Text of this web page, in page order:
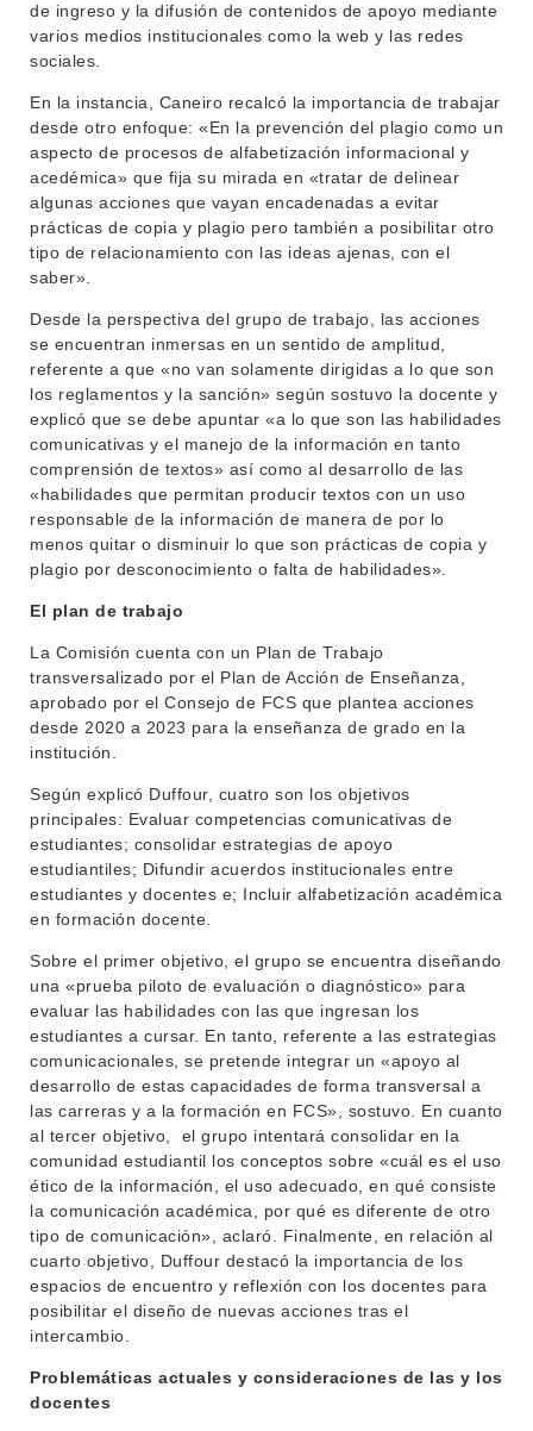
INSTITUCIONAL
DEPARTAMENTOS
ENSEÑANZA
INVESTIGACIÓN
EXTENSIÓN
LLAMADOS
NOTICIAS
CONTACTO
EVA FCS
OFERTA DE GRADO
EDUCACIÓN PERMANENTE
BIBLIOTECA
de ingreso y la difusión de contenidos de apoyo mediante
varios medios institucionales como la web y las redes
sociales.
En la instancia, Caneiro recalcó la importancia de trabajar
desde otro enfoque: «En la prevención del plagio como un
aspecto de procesos de alfabetización informacional y
acedémica» que fija su mirada en «tratar de delinear
algunas acciones que vayan encadenadas a evitar
prácticas de copia y plagio pero también a posibilitar otro
tipo de relacionamiento con las ideas ajenas, con el
saber».
Desde la perspectiva del grupo de trabajo, las acciones
se encuentran inmersas en un sentido de amplitud,
referente a que «no van solamente dirigidas a lo que son
los reglamentos y la sanción» según sostuvo la docente y
explicó que se debe apuntar «a lo que son las habilidades
comunicativas y el manejo de la información en tanto
comprensión de textos» así como al desarrollo de las
«habilidades que permitan producir textos con un uso
responsable de la información de manera de por lo
menos quitar o disminuir lo que son prácticas de copia y
plagio por desconocimiento o falta de habilidades».
El plan de trabajo
La Comisión cuenta con un Plan de Trabajo
transversalizado por el Plan de Acción de Enseñanza,
aprobado por el Consejo de FCS que plantea acciones
desde 2020 a 2023 para la enseñanza de grado en la
institución.
Según explicó Duffour, cuatro son los objetivos
principales: Evaluar competencias comunicativas de
estudiantes; consolidar estrategias de apoyo
estudiantiles; Difundir acuerdos institucionales entre
estudiantes y docentes e; Incluir alfabetización académica
en formación docente.
Sobre el primer objetivo, el grupo se encuentra diseñando
una «prueba piloto de evaluación o diagnóstico» para
evaluar las habilidades con las que ingresan los
estudiantes a cursar. En tanto, referente a las estrategias
comunicacionales, se pretende integrar un «apoyo al
desarrollo de estas capacidades de forma transversal a
las carreras y a la formación en FCS», sostuvo. En cuanto
al tercer objetivo, el grupo intentará consolidar en la
comunidad estudiantil los conceptos sobre «cuál es el uso
ético de la información, el uso adecuado, en qué consiste
la comunicación académica, por qué es diferente de otro
tipo de comunicación», aclaró. Finalmente, en relación al
cuarto objetivo, Duffour destacó la importancia de los
espacios de encuentro y reflexión con los docentes para
posibilitar el diseño de nuevas acciones tras el
intercambio.
Problemáticas actuales y consideraciones de las y los
docentes